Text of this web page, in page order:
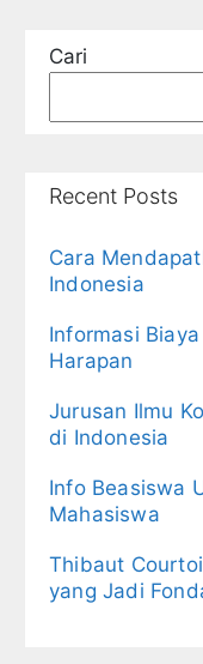
Cari
Recent Posts
Cara
Indonesia
Informasi
Harapan
Jurusan Ilmu
di Indonesia
Info Beasiswa
Mahasiswa
Thibaut
yang Jadi